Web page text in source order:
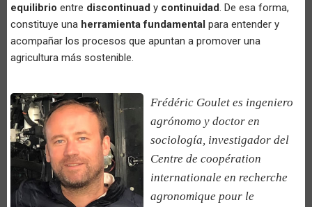
equilibrio entre discontinuad y continuidad. De esa forma,
constituye una herramienta fundamental para entender y
acompañar los procesos que apuntan a promover una
agricultura más sostenible.
Frédéric Goulet es ingeniero
agrónomo y doctor en
sociología, investigador del
Centre de coopération
internationale en recherche
agronomique pour le